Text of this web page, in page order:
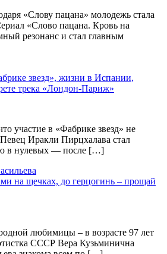
«Слову пацана» молодежь стала
«Слово пацана. Кровь на
резонанс и стал главным
звезд», жизни в Испании,
трека «Лондон-Париж»
участие в «Фабрике звезд» не
Иракли Пирцхалава стал
в нулевых — после […]
на щечках, до герцогинь – прощай
любимицы – в возрасте 97 лет
СССР Вера Кузьминична